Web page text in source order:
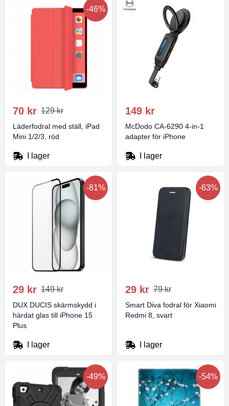
-46%
70 kr 129 kr
Läderfodral med ställ, iPad
Mini 1/2/3, röd
I lager
149 kr
McDodo CA-6290 4-in-1
adapter för iPhone
I lager
-81%
29 kr 149 kr
DUX DUCIS skärmskydd i
härdat glas till iPhone 15
Plus
I lager
-63%
29 kr 79 kr
Smart Diva fodral för Xiaomi
Redmi 8, svart
I lager
-49% -54%